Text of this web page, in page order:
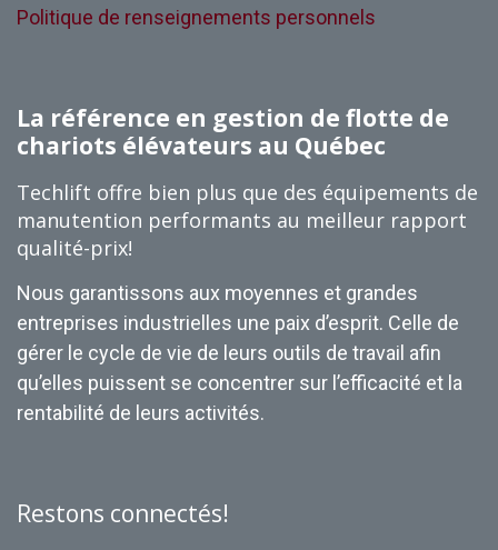
Politique de renseignements personnels
La référence en gestion de flotte de
chariots élévateurs au Québec
Techlift offre bien plus que des équipements de
manutention performants au meilleur rapport
qualité-prix!
Nous garantissons aux moyennes et grandes
entreprises industrielles une paix d’esprit. Celle de
gérer le cycle de vie de leurs outils de travail afin
qu’elles puissent se concentrer sur l’efficacité et la
rentabilité de leurs activités.
Restons connectés!